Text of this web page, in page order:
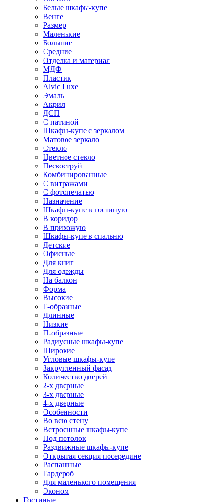
Белые шкафы-купе
Венге
Размер
Маленькие
Большие
Средние
Отделка и материал
МДФ
Пластик
Alvic Luxe
Эмаль
Акрил
ДСП
С патиной
Шкафы-купе с зеркалом
Матовое зеркало
Стекло
Цветное стекло
Пескоструй
Комбинированные
С витражами
С фотопечатью
Назначение
Шкафы-купе в гостиную
В коридор
В прихожую
Шкафы-купе в спальню
Детские
Офисные
Для книг
Для одежды
На балкон
Форма
Высокие
Г-образные
Длинные
Низкие
П-образные
Радиусные шкафы-купе
Широкие
Угловые шкафы-купе
Закругленный фасад
Количество дверей
2-х дверные
3-х дверные
4-х дверные
Особенности
Во всю стену
Встроенные шкафы-купе
Под потолок
Раздвижные шкафы-купе
Открытая секция посередине
Распашные
Гардероб
Для маленького помещения
Эконом
Гостиные